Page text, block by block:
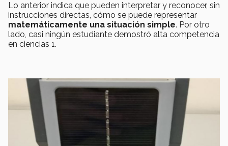
Lo anterior indica que pueden interpretar y reconocer, sin
instrucciones directas, cómo se puede representar
matemáticamente una situación simple. Por otro
lado, casi ningún estudiante demostró alta competencia
en ciencias 1.